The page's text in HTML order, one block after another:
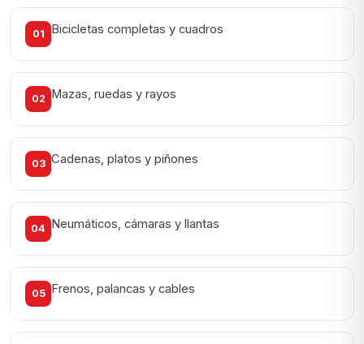
01 Bicicletas completas y cuadros
02 Mazas, ruedas y rayos
03 Cadenas, platos y piñones
04 Neumáticos, cámaras y llantas
05 Frenos, palancas y cables